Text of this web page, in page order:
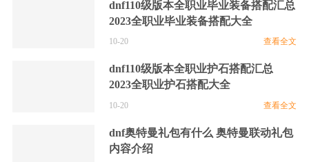
dnf110级版本全职业毕业装备搭配汇总
2023全职业毕业装备搭配大全
10-20 查看全文
dnf110级版本全职业护石搭配汇总
2023全职业护石搭配大全
10-20 查看全文
dnf奥特曼礼包有什么 奥特曼联动礼包
内容介绍